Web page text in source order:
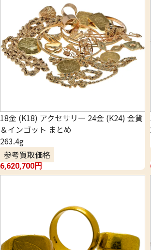
18金 (K18) アクセサリー 24金 (K24) 金貨
＆インゴット まとめ
263.4g
参考買取価格
6,620,700円